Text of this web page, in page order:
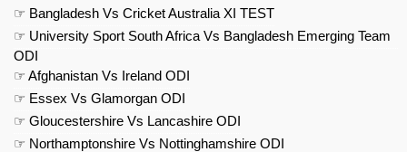
☞ Bangladesh Vs Cricket Australia XI TEST
☞ University Sport South Africa Vs Bangladesh Emerging Team
ODI
☞ Afghanistan Vs Ireland ODI
☞ Essex Vs Glamorgan ODI
☞ Gloucestershire Vs Lancashire ODI
☞ Northamptonshire Vs Nottinghamshire ODI